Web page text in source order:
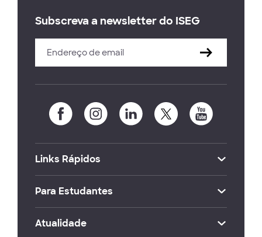
Subscreva a newsletter do ISEG
Links Rápidos
Para Estudantes
Atualidade